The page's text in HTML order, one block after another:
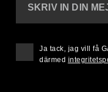
SKRIV IN DIN
Ja tack, jag vill få
därmed